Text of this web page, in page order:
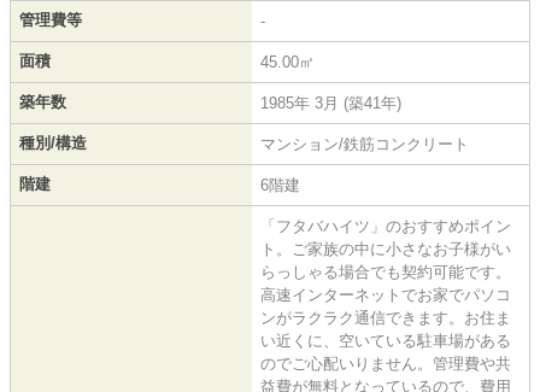
管理費等 -
面積 45.00㎡
築年数 1985年 3月 (築41年)
種別/構造 マンション/鉄筋コンクリート
階建 6階建
「フタバハイツ」のおすすめポイン
ト。ご家族の中に小さなお子様がい
らっしゃる場合でも契約可能です。
高速インターネットでお家でパソコ
ンがラクラク通信できます。お住ま
い近くに、空いている駐車場がある
のでご心配いりません。管理費や共
益費が無料となっているので、費用